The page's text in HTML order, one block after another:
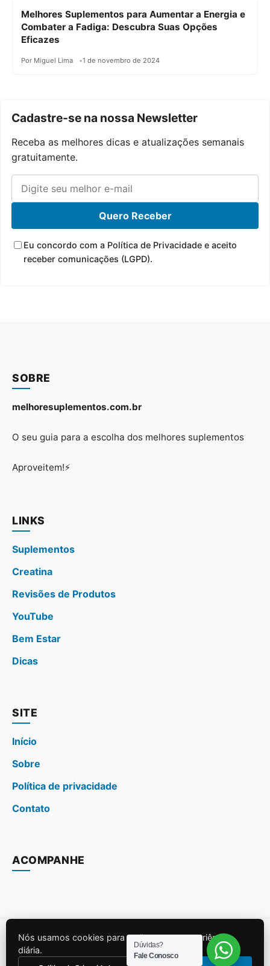
Melhores Suplementos para Aumentar a Energia e
Combater a Fadiga: Descubra Suas Opções
Eficazes
Por Miguel Lima 1 de novembro de 2024
Cadastre-se na nossa Newsletter
Receba as melhores dicas e atualizações semanais
gratuitamente.
Quero Receber
Eu concordo com a Política de Privacidade e aceito
receber comunicações (LGPD).
SOBRE
melhoresuplementos.com.br
O seu guia para a escolha dos melhores suplementos
Aproveitem!⚡
LINKS
Suplementos
Creatina
Revisões de Produtos
YouTube
Bem Estar
Dicas
SITE
Início
Sobre
Política de privacidade
Contato
ACOMPANHE
© 2026melhoresuplementos.com.br
. Todos os direitos
reservados.
Dúvidas?
Fale Conosco
Nós usamos cookies para melhorar sua experiência
diária.